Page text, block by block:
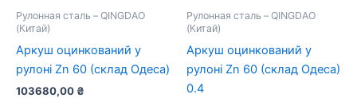
Рулонная сталь – QINGDAO
(Китай)
Аркуш оцинкований у
рулоні Zn 60 (склад Одеса)
103680,00 ₴
Рулонная сталь – QINGDAO
(Китай)
Аркуш оцинкований у
рулоні Zn 60 (склад Одеса)
0.4